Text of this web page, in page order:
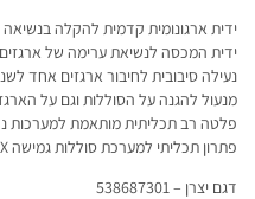
ידית ארגונומית קדמית להקלה בנשיאה
ידית המכסה לנשיאת ערימה של
נעילה סיבובית לחיבור ארגזים אחד
מנעול להגנה על הסוללות וגם על
פלטה רב תכליתית מותאמת למערכות
פתרון תכליתי למערכת סוללות גמישה BLi-X.
דגם יצרן – 538687301